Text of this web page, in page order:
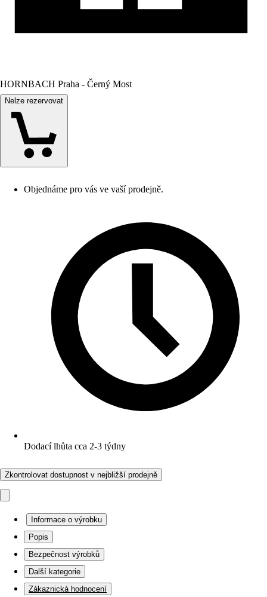
HORNBACH Praha - Černý Most
Nelze rezervovat
Objednáme pro vás ve vaší prodejně.
Dodací lhůta cca 2-3 týdny
Zkontrolovat dostupnost v nejbližší prodejně
Informace o výrobku
Popis
Bezpečnost výrobků
Další kategorie
Zákaznická hodnocení